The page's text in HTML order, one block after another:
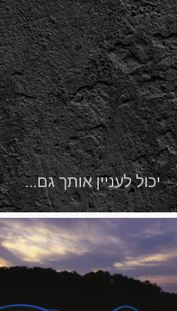
יכול לעניין אותך גם...